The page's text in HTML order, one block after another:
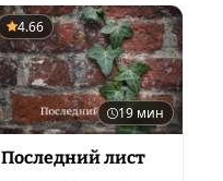
4.66
19 мин
Последний лист